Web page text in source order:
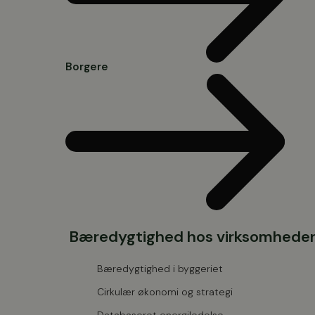
Borgere
Bæredygtighed hos virksomheder
Bæredygtighed i byggeriet
Cirkulær økonomi og strategi